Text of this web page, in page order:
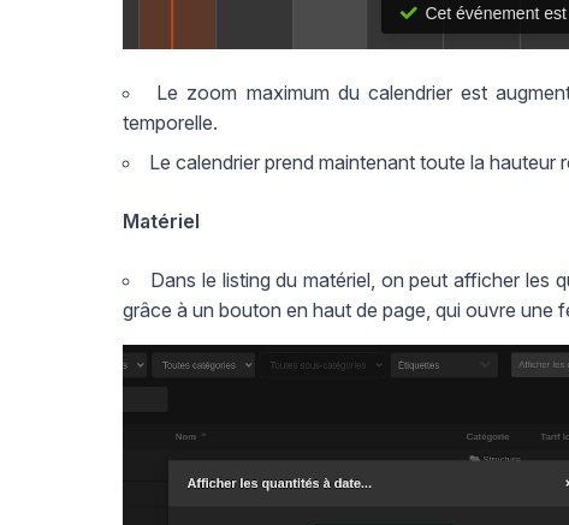
Le zoom maximum du calendrier est
temporelle.
Le calendrier prend maintenant toute la hauteur
Matériel
Dans le listing du matériel, on peut afficher les
grâce à un bouton en haut de page, qui ouvre une